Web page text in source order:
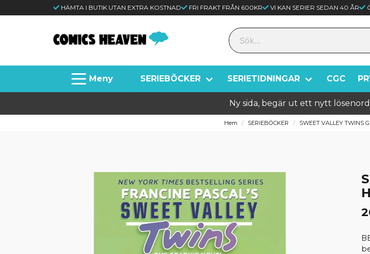
HÄMTA I BUTIK UTAN EXTRA KOSTNAD FRI FRAKT FRÅN 600KR VI KAN SERIER SEDAN 40 ÅR
SERIEBÖCKER SERIETIDNINGAR CGC
Ny sida, begär ut ett nytt
Hem SERIEBÖCKER SWEET VALLEY TWINS